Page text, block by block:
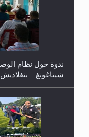
ندوة حول نظام
شيتاغونغ – بنغلاديش